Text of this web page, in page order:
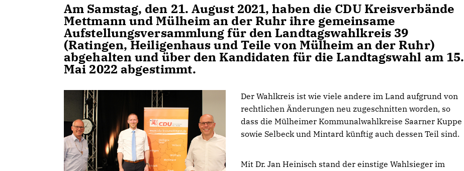
Am Samstag, den 21. August 2021, haben die CDU Kreisverbände
Mettmann und Mülheim an der Ruhr ihre gemeinsame
Aufstellungsversammlung für den Landtagswahlkreis 39
(Ratingen, Heiligenhaus und Teile von Mülheim an der Ruhr)
abgehalten und über den Kandidaten für die Landtagswahl am 15.
Mai 2022 abgestimmt.
Der Wahlkreis ist wie viele andere im Land aufgrund von
rechtlichen Änderungen neu zugeschnitten worden, so
dass die Mülheimer Kommunalwahlkreise Saarner Kuppe
sowie Selbeck und Mintard künftig auch dessen Teil sind.
Mit Dr. Jan Heinisch stand der einstige Wahlsieger im